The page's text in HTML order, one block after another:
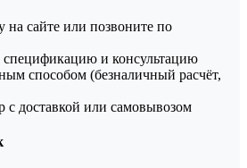
на сайте или позвоните по
спецификацию и консультацию
способом (безналичный расчёт,
с доставкой или самовывозом